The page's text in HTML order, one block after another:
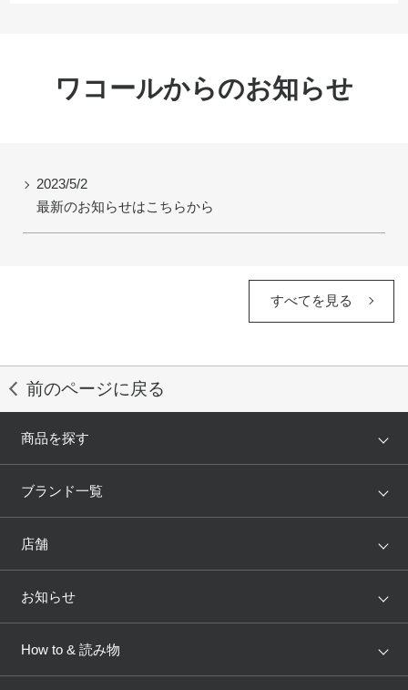
ワコールからのお知らせ
2023/5/2
最新のお知らせはこちらから
すべてを見る
前のページに戻る
商品を探す
アイテム
トピックス
ブランド一覧
WACOAL
AMPHI une nana cool
店舗
店舗を探す
ブラ無料診断
お知らせ
新着情報
How to & 読み物